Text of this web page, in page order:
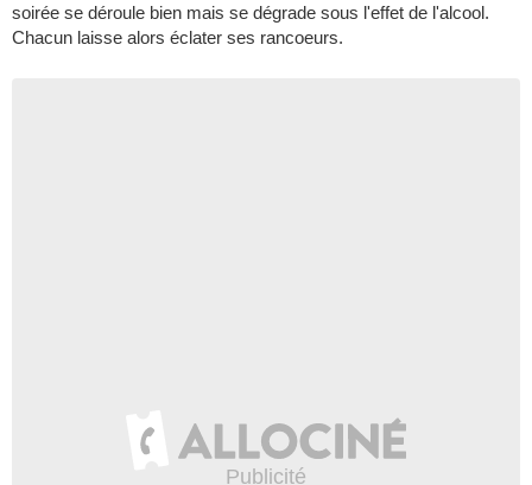
soirée se déroule bien mais se dégrade sous l'effet de l'alcool.
Chacun laisse alors éclater ses rancoeurs.